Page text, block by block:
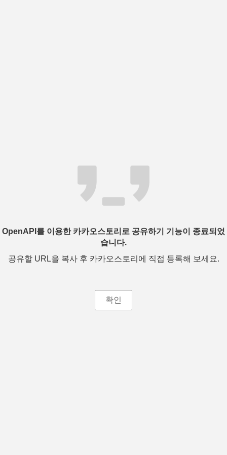
OpenAPI를 이용한 카카오스토리로 공유하기 기능이 종료되었
습니다.
공유할 URL을 복사 후 카카오스토리에 직접 등록해 보세요.
확인